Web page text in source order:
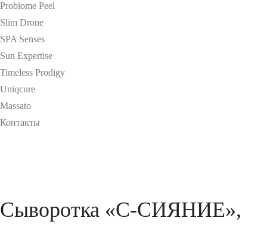
Probiome Peel
Slim Drone
SPA Senses
Sun Expertise
Timeless Prodigy
Uniqcure
Massato
Контакты
Сыворотка «С-СИЯНИЕ»,